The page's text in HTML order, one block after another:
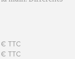
TTC
TTC